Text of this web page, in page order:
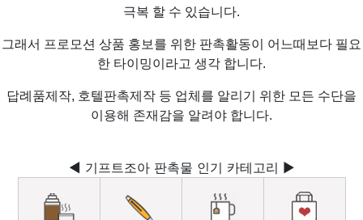
극복 할 수 있습니다.
그래서 프로모션 상품 홍보를 위한 판촉활동이 어느때보다 필요
한 타이밍이라고 생각 합니다.
답례품제작, 호텔판촉제작 등 업체를 알리기 위한 모든 수단을
이용해 존재감을 알려야 합니다.
◀ 기프트조아 판촉물 인기 카테고리 ▶